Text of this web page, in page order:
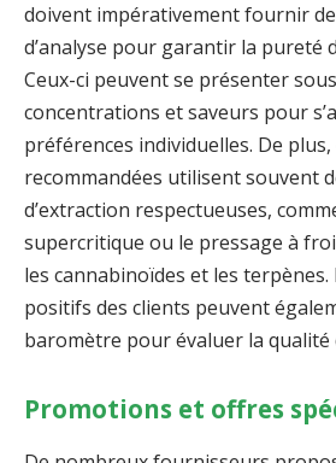
doivent impérativement fournir
d’analyse pour garantir la pureté
Ceux-ci peuvent se présenter
concentrations et saveurs pour
préférences individuelles. De plus,
recommandées utilisent souvent
d’extraction respectueuses,
supercritique ou le pressage à
les cannabinoïdes et les
positifs des clients peuvent
baromètre pour évaluer la qualité
Promotions et offres